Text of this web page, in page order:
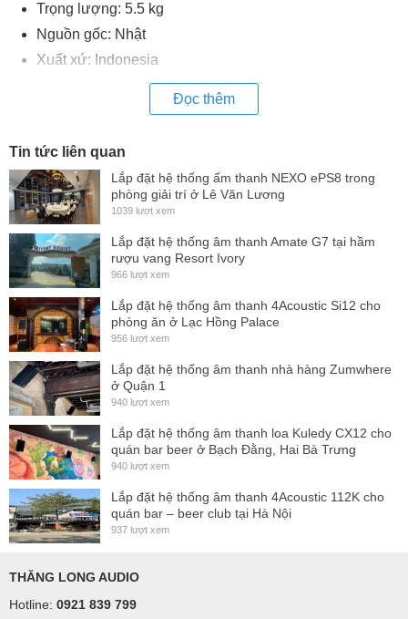
Trọng lượng: 5.5 kg
Nguồn gốc: Nhật
Xuất xứ: Indonesia
Đọc thêm
Tin tức liên quan
Lắp đặt hệ thống ấm thanh NEXO ePS8 trong
phòng giải trí ở Lê Văn Lương
1039 lượt xem
Lắp đặt hệ thống âm thanh Amate G7 tại hầm
rượu vang Resort Ivory
966 lượt xem
Lắp đặt hệ thống âm thanh 4Acoustic Si12 cho
phòng ăn ở Lạc Hồng Palace
956 lượt xem
Lắp đặt hệ thống âm thanh nhà hàng Zumwhere
ở Quận 1
940 lượt xem
Lắp đặt hệ thống âm thanh loa Kuledy CX12 cho
quán bar beer ở Bạch Đằng, Hai Bà Trưng
940 lượt xem
Lắp đặt hệ thống âm thanh 4Acoustic 112K cho
quán bar – beer club tại Hà Nội
937 lượt xem
THĂNG LONG AUDIO
Hotline: 0921 839 799